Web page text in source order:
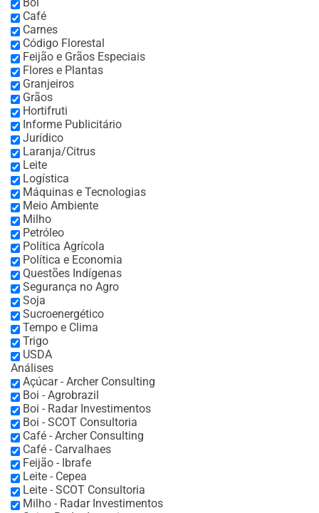
Café
Carnes
Código Florestal
Feijão e Grãos Especiais
Flores e Plantas
Granjeiros
Grãos
Hortifruti
Informe Publicitário
Jurídico
Laranja/Citrus
Leite
Logística
Máquinas e Tecnologias
Meio Ambiente
Milho
Petróleo
Política Agrícola
Política e Economia
Questões Indígenas
Segurança no Agro
Soja
Sucroenergético
Tempo e Clima
Trigo
USDA
Análises
Açúcar - Archer Consulting
Boi - Agrobrazil
Boi - Radar Investimentos
Boi - SCOT Consultoria
Café - Archer Consulting
Café - Carvalhaes
Feijão - Ibrafe
Leite - Cepea
Leite - SCOT Consultoria
Milho - Radar Investimentos